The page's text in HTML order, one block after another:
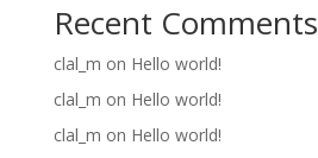
Recent Comments
clal_m on Hello world!
clal_m on Hello world!
clal_m on Hello world!